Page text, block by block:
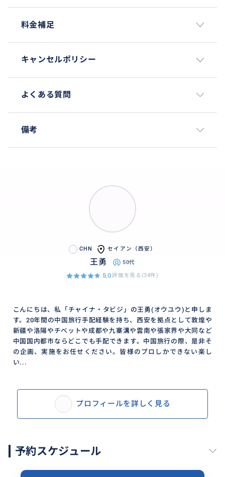
料金補足
キャンセルポリシー
よくある質問
備考
CHN セイアン（西安）
王勇 50代
5.0評価を見る(34件)
こんにちは、私「チャイナ・タビジ」の王勇(オウユウ)と申しま
す。20年間の中国旅行手配経験を持ち、西安を拠点として敦煌や
新疆や洛陽やチベットや成都や九寨溝や雲南や張家界や大同など
中国国内都市ならどこでも手配できます。中国旅行の際、是非そ
の企画、実施をお任せください。皆様のプロしかできない楽し
い...
プロフィールを詳しく見る
予約スケジュール